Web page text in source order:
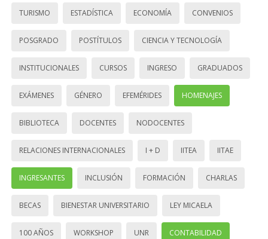
TURISMO ESTADÍSTICA ECONOMÍA CONVENIOS
POSGRADO POSTÍTULOS CIENCIA Y TECNOLOGÍA
INSTITUCIONALES CURSOS INGRESO GRADUADOS
EXÁMENES GÉNERO EFEMÉRIDES HOMENAJES
BIBLIOTECA DOCENTES NODOCENTES
RELACIONES INTERNACIONALES I + D IITEA IITAE
INGRESANTES INCLUSIÓN FORMACIÓN CHARLAS
BECAS BIENESTAR UNIVERSITARIO LEY MICAELA
100 AÑOS WORKSHOP UNR CONTABILIDAD